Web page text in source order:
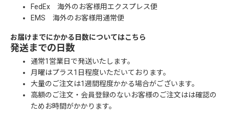
FedEx 海外のお客様用エクスプレス便
EMS 海外のお客様用通常便
お届けまでにかかる日数についてはこちら
発送までの日数
通常1営業日で発送いたします。
月曜はプラス1日程度いただいております。
大量のご注文は1週間程度かかる場合がございます。
高額のご注文・会員登録のないお客様のご注文はは確認の
ためお時間がかかります。